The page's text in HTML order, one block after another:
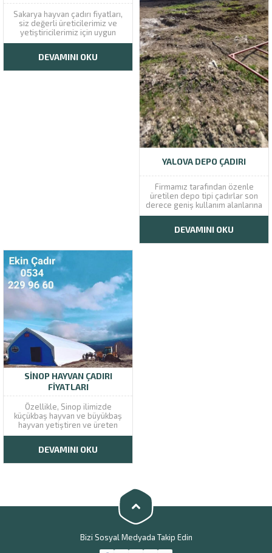
Sakarya hayvan çadırı fiyatları,
siz değerli üreticilerimiz ve
yetiştiricilerimiz için uygun
fiyatlara satışa sunulmaktadır.
kişilerin, hayvanlar için gerek
duydukları barınma alanlarını
DEVAMINI OKU
YALOVA DEPO ÇADIRI
Firmamız tarafından özenle
üretilen depo tipi çadırlar son
derece geniş kullanım alanlarına
sahiptir. İlk olarak sadece depo
zaman geçtikçe farklı
sektörlerde farklı kişilerin
DEVAMINI OKU
SINOP HAYVAN ÇADIRI
FIYATLARI
Özellikle, Sinop ilimizde
küçükbaş hayvan ve büyükbaş
hayvan yetiştiren ve üreten
kişilerin ihtiyaçlarını
çadırı fiyatları, yetiştiricilerin ve
üreticilerin bütçelerini
müşterilerimize sağlanması ile
büyükbaş hayvanların ve
küçükbaş hayvanların barınma
DEVAMINI OKU
Bizi Sosyal Medyada Takip Edin
Cevap Yaz